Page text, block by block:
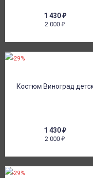
1 430₽
2 000₽
1 430₽
2 000₽
-29%
-29%